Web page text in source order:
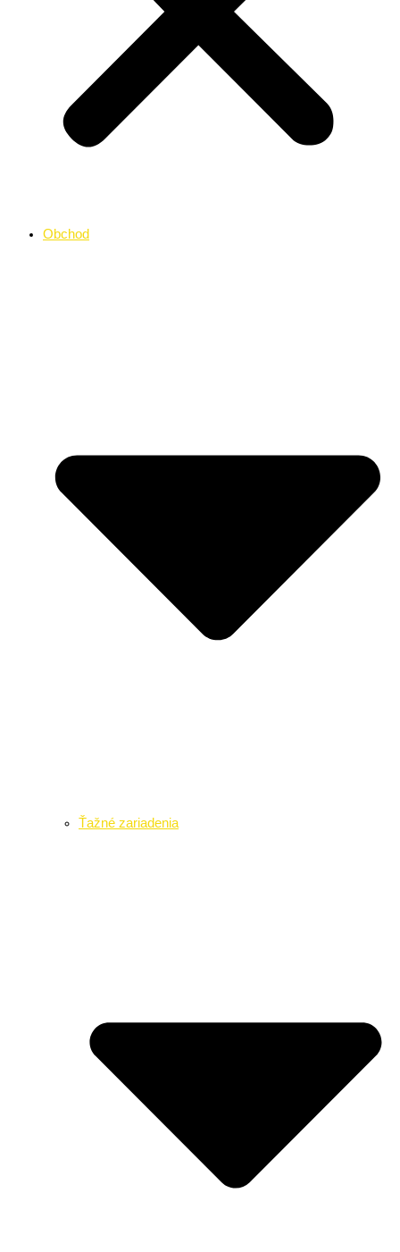
Obchod
Ťažné zariadenia